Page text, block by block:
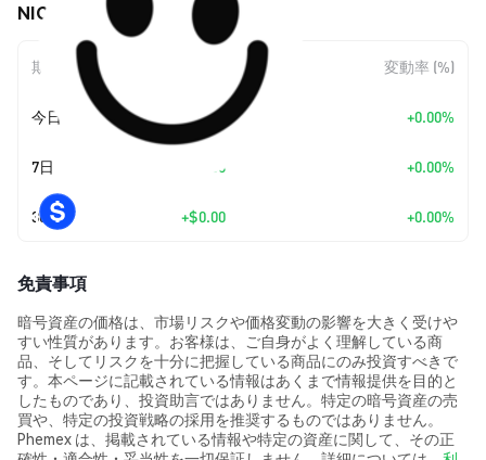
NICO (NICO) の価格変動
期間 変動率 (%)
今日 $0.00 +0.00%
7日 $0.00 +0.00%
30日 +$0.00 +0.00%
免責事項
暗号資産の価格は、市場リスクや価格変動の影響を大きく受けや
すい性質があります。お客様は、ご自身がよく理解している商
品、そしてリスクを十分に把握している商品にのみ投資すべきで
す。本ページに記載されている情報はあくまで情報提供を目的と
したものであり、投資助言ではありません。特定の暗号資産の売
買や、特定の投資戦略の採用を推奨するものではありません。
Phemex は、掲載されている情報や特定の資産に関して、その正